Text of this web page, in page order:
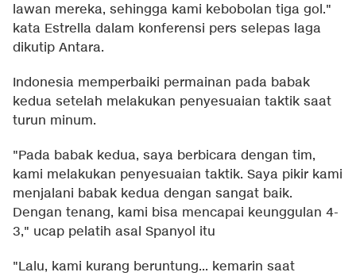
lawan mereka, sehingga kami kebobolan tiga gol."
kata Estrella dalam konferensi pers selepas laga
dikutip Antara.
Indonesia memperbaiki permainan pada babak
kedua setelah melakukan penyesuaian taktik saat
turun minum.
"Pada babak kedua, saya berbicara dengan tim,
kami melakukan penyesuaian taktik. Saya pikir kami
menjalani babak kedua dengan sangat baik.
Dengan tenang, kami bisa mencapai keunggulan 4-
3," ucap pelatih asal Spanyol itu
"Lalu, kami kurang beruntung... kemarin saat